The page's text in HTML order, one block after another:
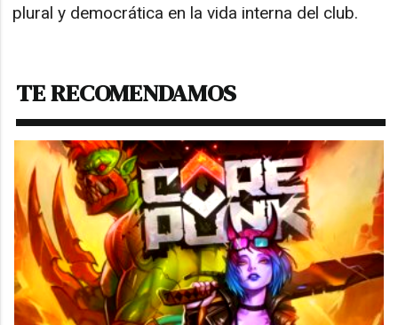
plural y democrática en la vida interna del club.
TE RECOMENDAMOS